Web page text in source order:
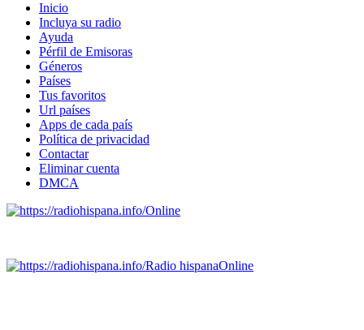
Inicio
Incluya su radio
Ayuda
Pérfil de Emisoras
Géneros
Países
Tus favoritos
Url países
Apps de cada país
Política de privacidad
Contactar
Eliminar cuenta
DMCA
Online
Radio hispanaOnline